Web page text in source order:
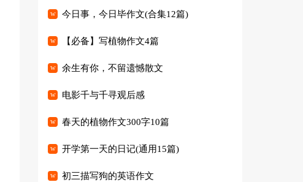
今日事，今日毕作文(合集12篇)
【必备】写植物作文4篇
余生有你，不留遗憾散文
电影千与千寻观后感
春天的植物作文300字10篇
开学第一天的日记(通用15篇)
初三描写狗的英语作文